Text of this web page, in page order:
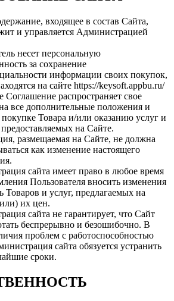
входящее в состав Сайта,
и управляется Администрацией
несет персональную
за сохранение
информации своих покупок,
на сайте https://keysoft.appbu.ru/
Соглашение распространяет свое
все дополнительные положения и
покупке Товара и/или оказанию услуг и
на Сайте.
размещаемая на Сайте, не должна
как изменение настоящего
сайта имеет право в любое время
Пользователя вносить изменения
Товаров и услуг, предлагаемых на
их цен.
сайта не гарантирует, что Сайт
беспрерывно и безошибочно. В
проблем с работоспособностью
сайта обязуется устранить
сроки.